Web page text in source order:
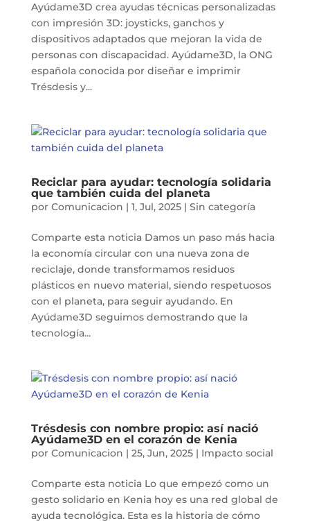
Ayúdame3D crea ayudas técnicas personalizadas
con impresión 3D: joysticks, ganchos y
dispositivos adaptados que mejoran la vida de
personas con discapacidad. Ayúdame3D, la ONG
española conocida por diseñar e imprimir
Trésdesis y...
Reciclar para ayudar: tecnología solidaria
que también cuida del planeta
por Comunicacion | 1, Jul, 2025| Sin categoría
Comparte esta noticia Damos un paso más hacia
la economía circular con una nueva zona de
reciclaje, donde transformamos residuos
plásticos en nuevo material, siendo respetuosos
con el planeta, para seguir ayudando. En
Ayúdame3D seguimos demostrando que la
tecnología...
Trésdesis con nombre propio: así nació
Ayúdame3D en el corazón de Kenia
por Comunicacion | 25, Jun, 2025| Impacto social
Comparte esta noticia Lo que empezó como un
gesto solidario en Kenia hoy es una red global de
ayuda tecnológica. Esta es la historia de cómo